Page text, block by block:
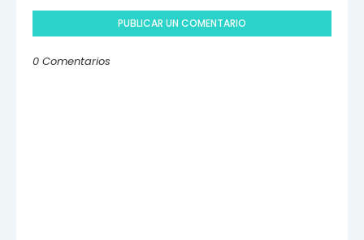
PUBLICAR UN COMENTARIO
0 Comentarios